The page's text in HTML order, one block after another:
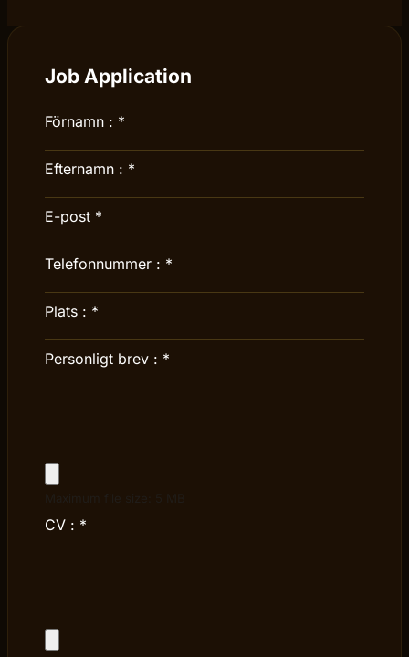
Job Application
Förnamn : *
Efternamn : *
E-post *
Telefonnummer : *
Plats : *
Personligt brev : *
CV : *